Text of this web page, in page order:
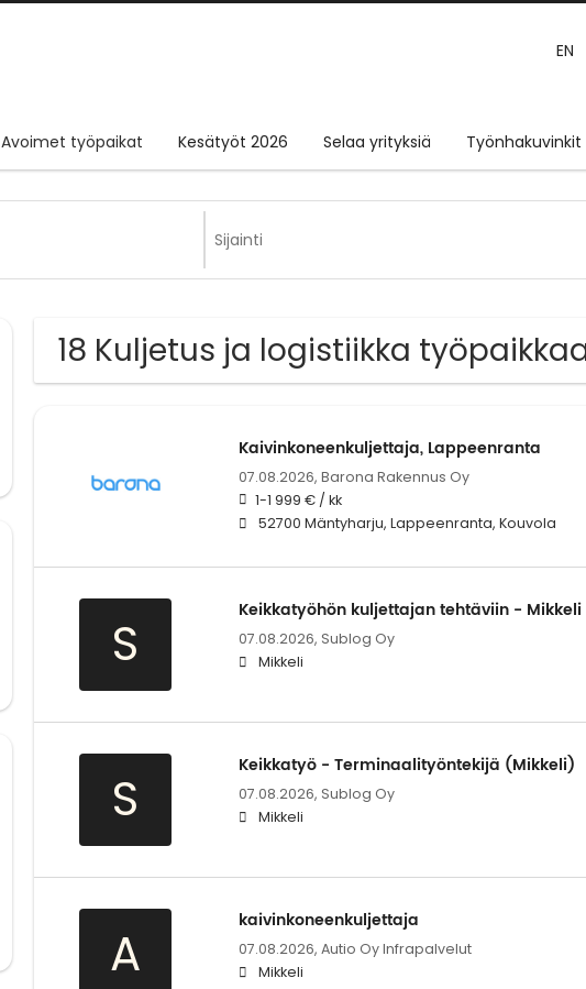
EN
Avoimet työpaikat Kesätyöt 2026 Selaa yrityksiä Työnhakuvinkit
18 Kuljetus ja logistiikka
Kaivinkoneenkuljettaja, Lappeenranta
07.08.2026, Barona Rakennus Oy
1-1 999 € / kk
52700 Mäntyharju, Lappeenranta, Kouvola
S
Keikkatyöhön kuljettajan tehtäviin - Mikkeli
07.08.2026, Sublog Oy
Mikkeli
S
Keikkatyö - Terminaalityöntekijä (Mikkeli)
07.08.2026, Sublog Oy
Mikkeli
A
kaivinkoneenkuljettaja
07.08.2026, Autio Oy Infrapalvelut
Mikkeli